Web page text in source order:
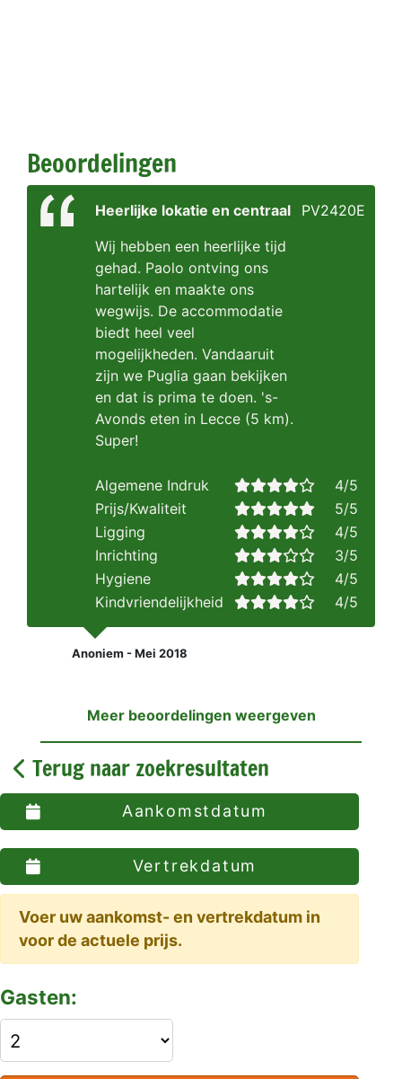
Beoordelingen
Heerlijke lokatie en centraal
Wij hebben een heerlijke tijd
gehad. Paolo ontving ons
hartelijk en maakte ons
wegwijs. De accommodatie
biedt heel veel
mogelijkheden. Vandaaruit
zijn we Puglia gaan bekijken
en dat is prima te doen. 's-
Avonds eten in Lecce (5 km).
Super!
PV2420E
Algemene Indruk
4/5
Prijs/Kwaliteit
5/5
Ligging
4/5
Inrichting
3/5
Hygiene
4/5
Kindvriendelijkheid
4/5
Anoniem - Mei 2018
Meer beoordelingen weergeven
Terug naar zoekresultaten
Aankomstdatum
Vertrekdatum
Voer uw aankomst- en vertrekdatum in
voor de actuele prijs.
Gasten: